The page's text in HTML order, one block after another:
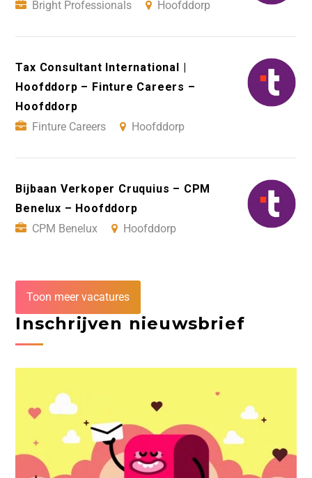
Bright Professionals
Hoofddorp
Tax Consultant International |
Hoofddorp – Finture Careers –
Hoofddorp
Finture Careers
Hoofddorp
Bijbaan Verkoper Cruquius – CPM
Benelux – Hoofddorp
CPM Benelux
Hoofddorp
Toon meer vacatures
Inschrijven nieuwsbrief